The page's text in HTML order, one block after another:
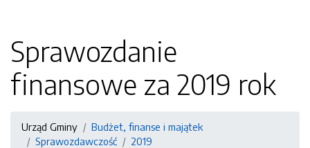
Sprawozdanie
finansowe za 2019 rok
Urząd Gminy
Budżet, finanse i majątek
Sprawozdawczość
2019